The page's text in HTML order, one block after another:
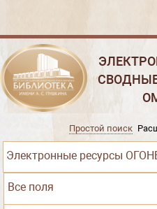
Электронные ресурсы
Простой поиск
Все поля